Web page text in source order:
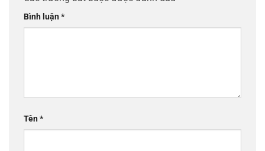
Bình luận*
Tên*